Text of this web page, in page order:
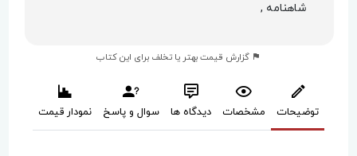
شاهنامه ,
گزارش قیمت بهتر یا تخلف برای این کتاب
توضیحات مشخصات دیدگاه ها سوال و پاسخ نمودار قیمت